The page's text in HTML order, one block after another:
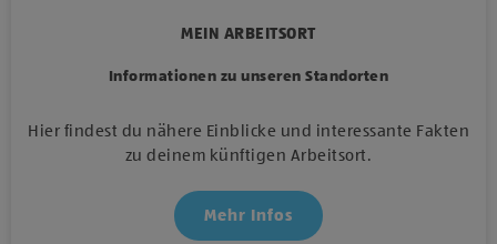
MEIN ARBEITSORT
Informationen zu unseren Standorten
Hier findest du nähere Einblicke und interessante Fakten
zu deinem künftigen Arbeitsort.
Mehr Infos